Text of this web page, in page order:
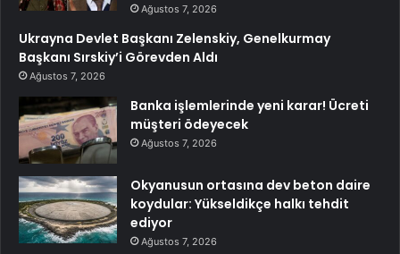
Ağustos 7, 2026
Ukrayna Devlet Başkanı Zelenskiy, Genelkurmay
Başkanı Sırskiy’i Görevden Aldı
Ağustos 7, 2026
Banka işlemlerinde yeni karar! Ücreti
müşteri ödeyecek
Ağustos 7, 2026
Okyanusun ortasına dev beton daire
koydular: Yükseldikçe halkı tehdit
ediyor
Ağustos 7, 2026